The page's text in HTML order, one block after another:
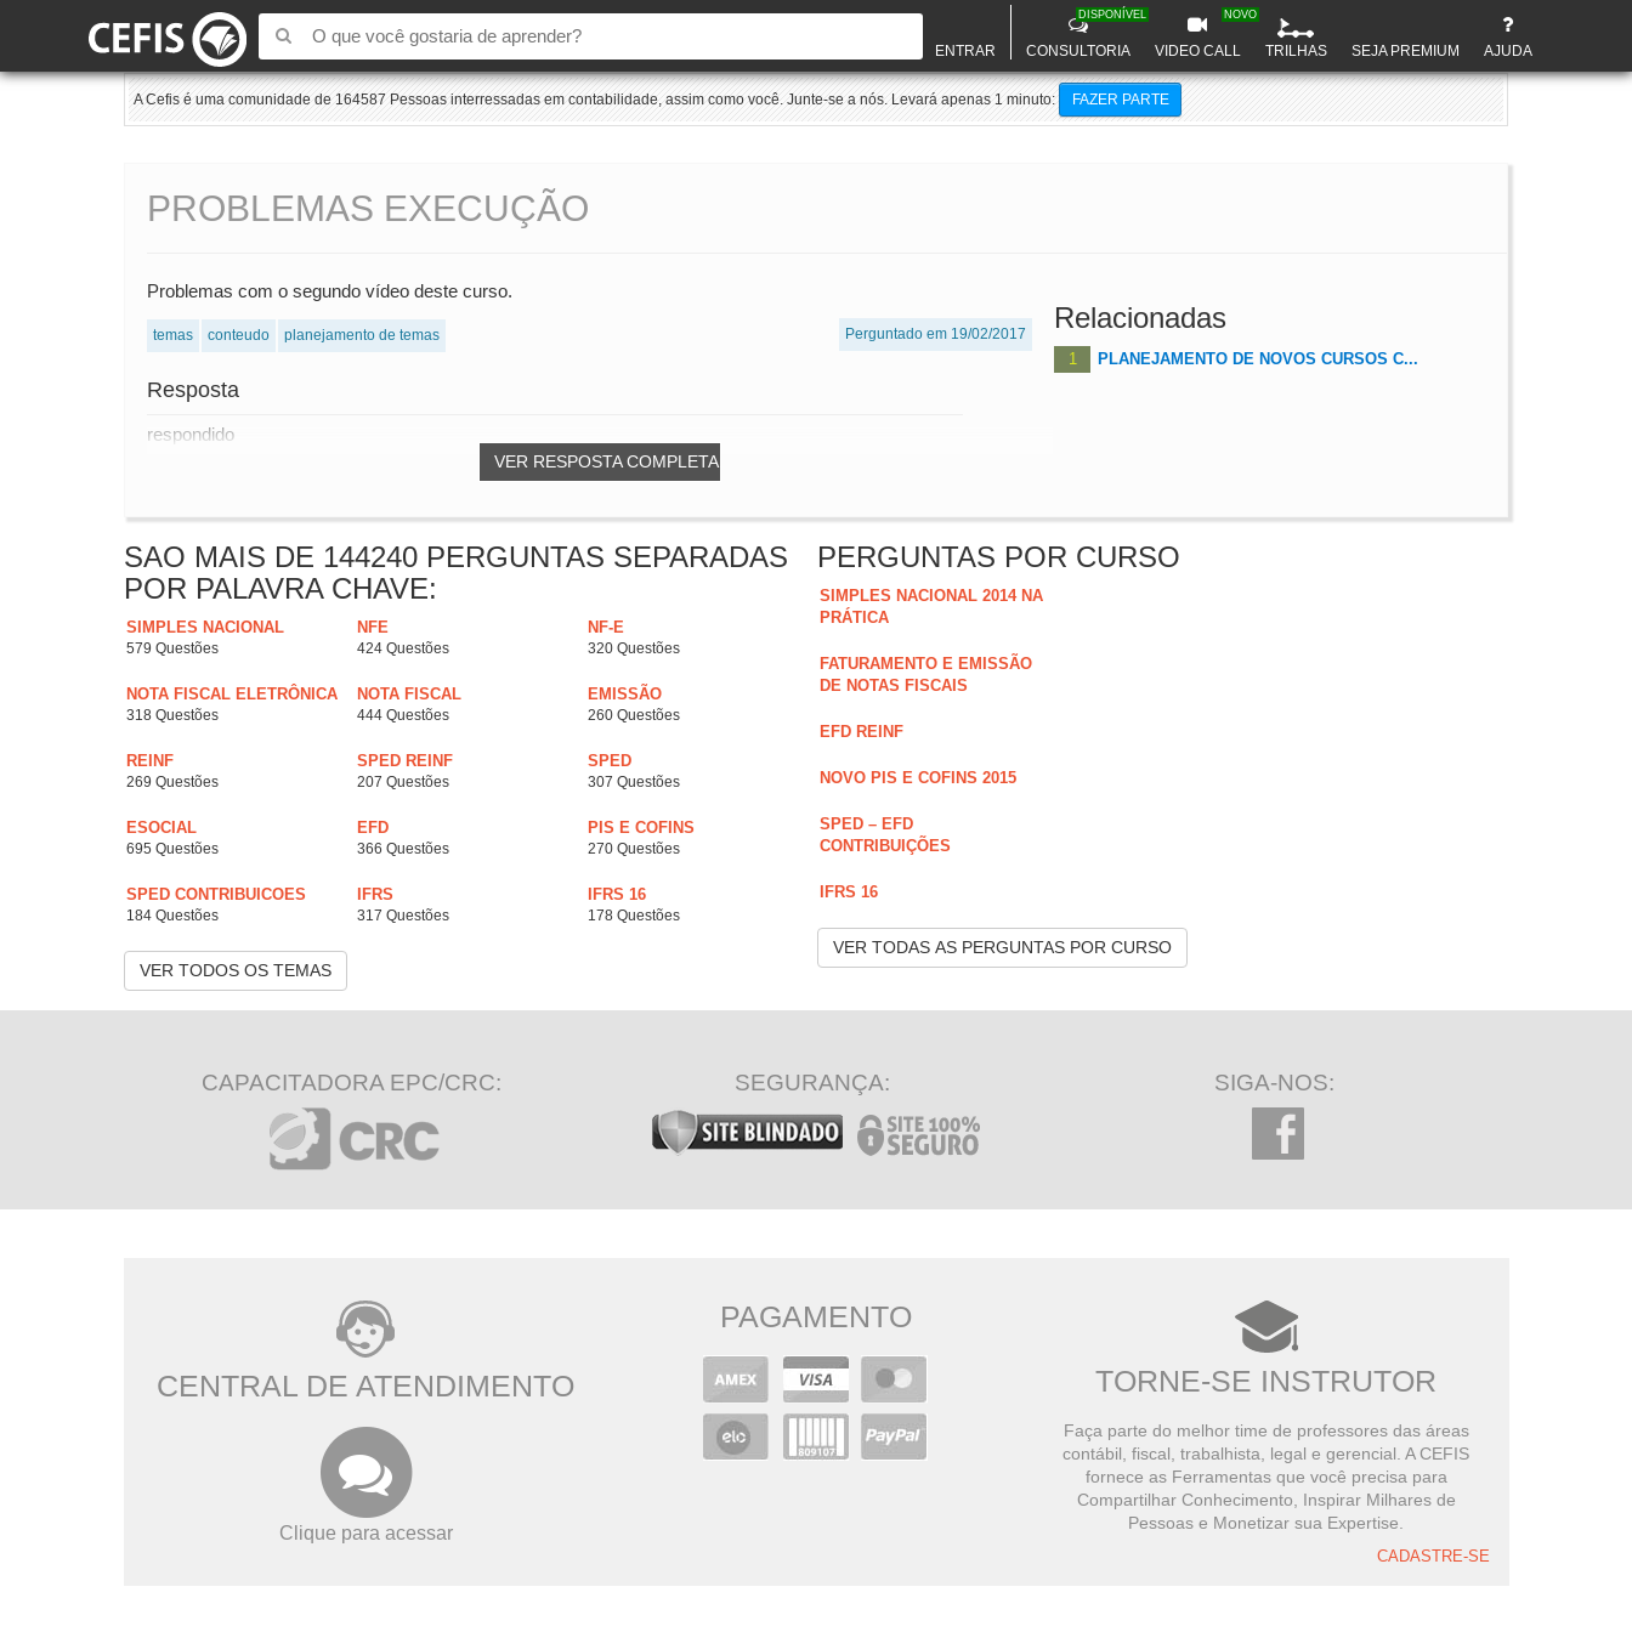
ENTRAR CONSULTORIA
DISPONÍVEL
VIDEO CALL
NOVO
TRILHAS SEJA PREMIUM AJUDA
A Cefis é uma comunidade de 164587 Pessoas interressadas em contabilidade, assim como você. Junte-se a nós. Levará apenas 1 minuto: FAZER PARTE
PROBLEMAS EXECUÇÃO
Problemas com o segundo vídeo deste curso.
temas conteudo planejamento de temas Perguntado em 19/02/2017
Resposta
VER RESPOSTA COMPLETA
respondido
Relacionadas
1 PLANEJAMENTO DE NOVOS CURSOS C...
SAO MAIS DE 144240 PERGUNTAS SEPARADAS
POR PALAVRA CHAVE:
SIMPLES NACIONAL
579 Questões
NFE
424 Questões
NF-E
320 Questões
NOTA FISCAL ELETRÔNICA
318 Questões
NOTA FISCAL
444 Questões
EMISSÃO
260 Questões
REINF
269 Questões
SPED REINF
207 Questões
SPED
307 Questões
ESOCIAL
695 Questões
EFD
366 Questões
PIS E COFINS
270 Questões
SPED CONTRIBUICOES
184 Questões
IFRS
317 Questões
IFRS 16
178 Questões
VER TODOS OS TEMAS
PERGUNTAS POR CURSO
SIMPLES NACIONAL 2014 NA
PRÁTICA
FATURAMENTO E EMISSÃO
DE NOTAS FISCAIS
EFD REINF
NOVO PIS E COFINS 2015
SPED – EFD
CONTRIBUIÇÕES
IFRS 16
VER TODAS AS PERGUNTAS POR CURSO
CAPACITADORA EPC/CRC: SEGURANÇA: SIGA-NOS:
CENTRAL DE ATENDIMENTO
Clique para acessar
PAGAMENTO
TORNE-SE INSTRUTOR
Faça parte do melhor time de professores das áreas
contábil, fiscal, trabalhista, legal e gerencial. A CEFIS
fornece as Ferramentas que você precisa para
Compartilhar Conhecimento, Inspirar Milhares de
Pessoas e Monetizar sua Expertise.
CADASTRE-SE